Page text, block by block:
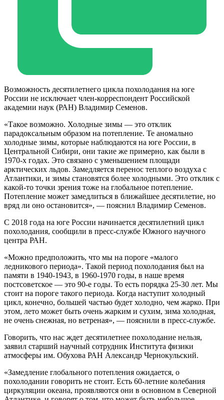
Возможность десятилетнего цикла похолодания на юге
России не исключает член-корреспондент Российской
академии наук (РАН) Владимир Семенов.
«Такое возможно. Холодные зимы — это отклик
парадоксальным образом на потепление. Те аномально
холодные зимы, которые наблюдаются на юге России, в
Центральной Сибири, они такие же примерно, как были в
1970-х годах. Это связано с уменьшением площади
арктических льдов. Замедляется перенос теплого воздуха с
Атлантики, и зимы становятся более холодными. Это отклик с
какой-то точки зрения тоже на глобальное потепление.
Потепление может замедлиться в ближайшее десятилетие, но
вряд ли оно остановится», — пояснил Владимир Семенов.
С 2018 года на юге России начинается десятилетний цикл
похолодания, сообщили в пресс-службе Южного научного
центра РАН.
«Можно предположить, что мы на пороге «малого
ледникового периода». Такой период похолодания был на
памяти в 1940-1943, в 1960-1970 годы, в наше время
постсоветское — это 90-е годы. То есть порядка 25-30 лет. Мы
стоит на пороге такого периода. Когда наступит холодный
цикл, конечно, большей частью будет холодно, чем жарко. При
этом, лето может быть очень жарким и сухим, зима холодная,
не очень снежная, но ветреная», — пояснили в пресс-службе.
Говорить, что нас ждет десятилетнее похолодание нельзя,
заявил старший научный сотрудник Института физики
атмосферы им. Обухова РАН Александр Чернокульский.
«Замедление глобального потепления ожидается, о
похолодании говорить не стоит. Есть 60-летние колебания
циркуляции океана, проявляются они в основном в Северной